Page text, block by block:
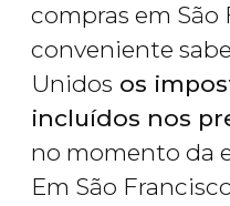
compras em São
conveniente
Unidos os
incluídos nos
no momento da
Em São